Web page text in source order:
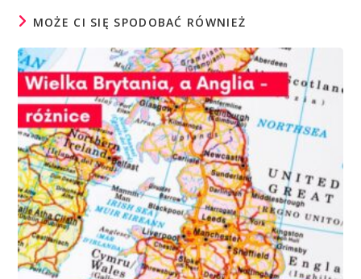
MOŻE CI SIĘ SPODOBAĆ RÓWNIEŻ